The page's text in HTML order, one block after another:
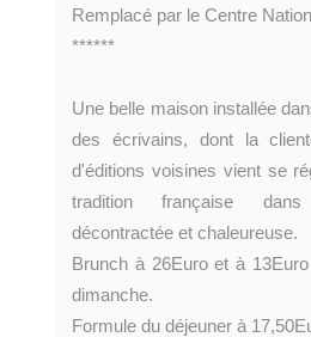
Remplacé par le Centre
******
Une belle maison installée
des écrivains, dont la
d'éditions voisines vient se
tradition française
décontractée et chaleureuse.
Brunch à 26Euro et à
dimanche.
Formule du déjeuner à